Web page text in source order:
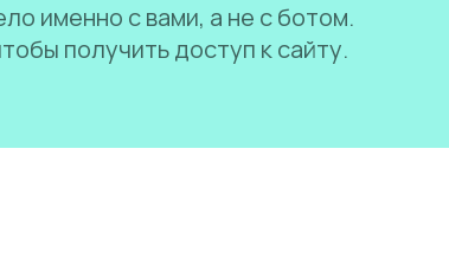
именно с вами, а не с ботом.
получить доступ к сайту.